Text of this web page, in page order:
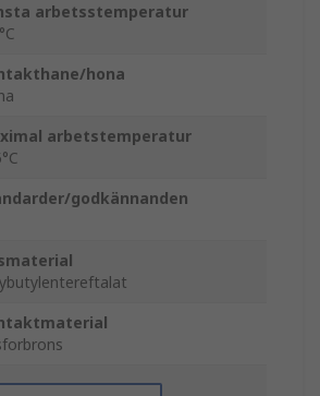
arbetsstemperatur
hona
arbetstemperatur
godkännanden